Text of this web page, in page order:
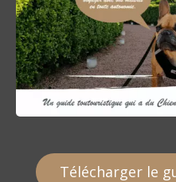
Télécharger le